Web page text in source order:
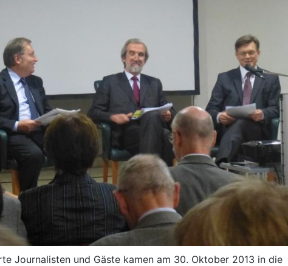
Journalisten und Gäste kamen am 30. Oktober 2013 in die